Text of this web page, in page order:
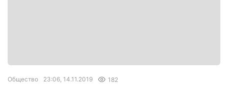
Общество 23:06, 14.11.2019 182